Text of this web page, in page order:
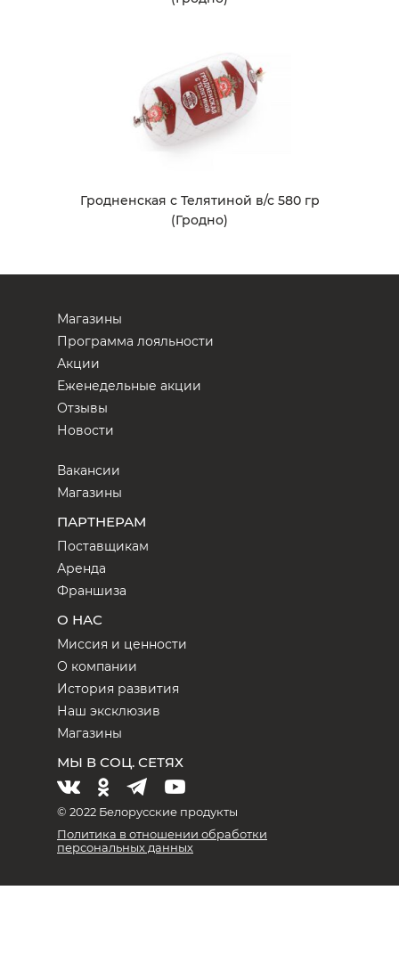
Гродненская с Телятиной в/с 580 гр
(Гродно)
Магазины
Программа лояльности
Акции
Еженедельные акции
Отзывы
Новости
Вакансии
Магазины
ПАРТНЕРАМ
Поставщикам
Аренда
Франшиза
О НАС
Миссия и ценности
О компании
История развития
Наш эксклюзив
Магазины
МЫ В СОЦ. СЕТЯХ
© 2022 Белорусские продукты
Политика в отношении обработки
персональных данных